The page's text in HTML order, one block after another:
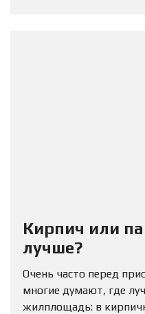
Кирпич или
лучше?
Очень часто перед
многие думают, где
жилплощадь: в